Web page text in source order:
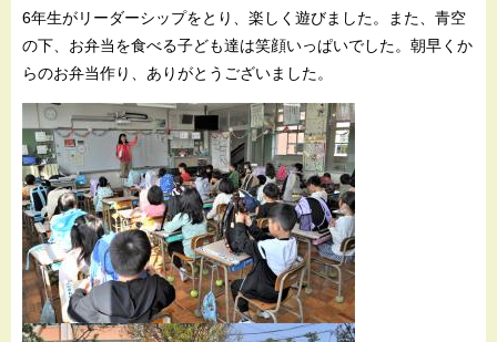
6年生がリーダーシップをとり、楽しく遊びました。また、青空
の下、お弁当を食べる子ども達は笑顔いっぱいでした。朝早くか
らのお弁当作り、ありがとうございました。